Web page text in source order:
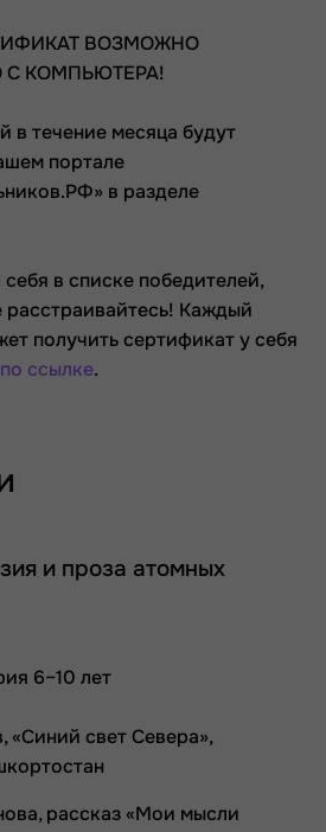
ВОЗМОЖНО
С КОМПЬЮТЕРА!
в течение месяца будут
портале
в разделе
в списке победителей,
расстраивайтесь! Каждый
получить сертификат у себя
по ссылке.
и проза атомных
6–10 лет
«Синий свет Севера»,
рассказ «Мои мысли